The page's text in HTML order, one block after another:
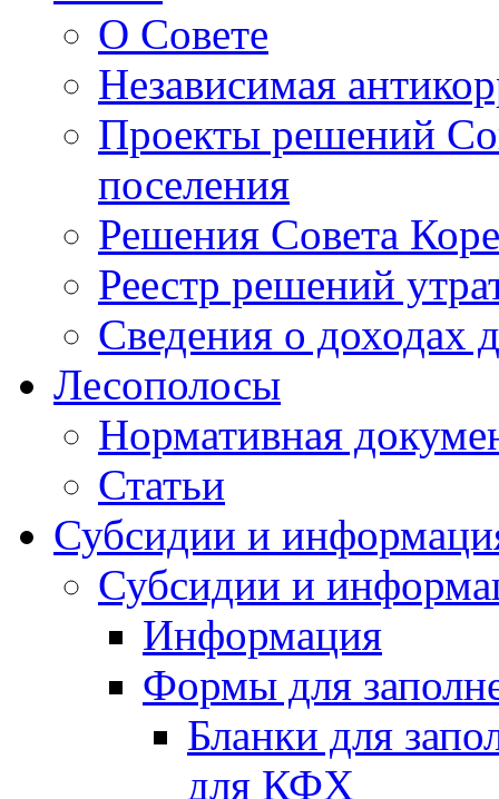
О Совете
Независимая
Проекты решений
поселения
Решения Совета
Реестр решений
Сведения о доходах
Лесополосы
Нормативная
Статьи
Субсидии и
Субсидии и
Информация
Формы для
Бланки для
для КФХ